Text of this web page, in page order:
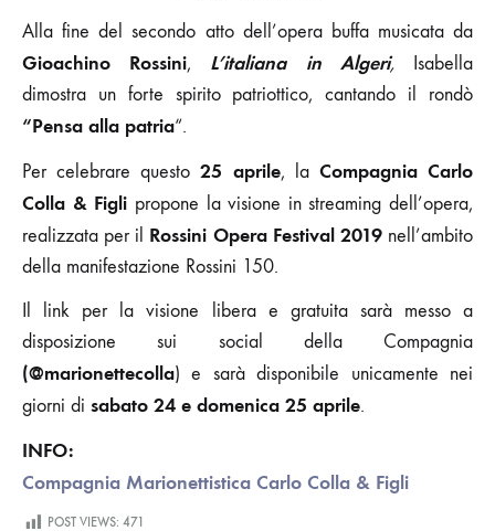
Alla fine del secondo atto dell’opera buffa musicata da
Gioachino Rossini, L’italiana in Algeri,Isabella
dimostra un forte spirito patriottico, cantando il rondò
“Pensa alla patria“.
Per celebrare questo25 aprile, la Compagnia Carlo
Colla & Figli propone la visione in streaming dell’opera,
realizzata per il Rossini Opera Festival 2019 nell’ambito
della manifestazione Rossini 150.
Il link per la visione libera e gratuita sarà messo a
disposizione sui social della Compagnia
(@marionettecolla) e sarà disponibile unicamente nei
giorni di sabato 24 e domenica 25 aprile.
INFO:
Compagnia Marionettistica Carlo Colla & Figli
POST VIEWS: 471